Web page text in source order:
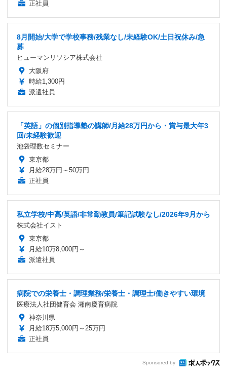
正社員
8月開始/大学で学校事務/残業なし/未経験OK/土日祝休み/急
募
ヒューマンリソシア株式会社
大阪府
時給1,300円
派遣社員
「英語」の個別指導塾の講師/月給28万円から・賞与最大年3
回/未経験歓迎
池袋理数セミナー
東京都
月給28万円～50万円
正社員
私立学校/中高/英語/非常勤教員/筆記試験なし/2026年9月から
株式会社イスト
東京都
月給10万8,000円～
派遣社員
病院での栄養士・調理業務/栄養士・調理士/働きやすい環境
医療法人社団健育会 湘南慶育病院
神奈川県
月給18万5,000円～25万円
正社員
Sponsored by